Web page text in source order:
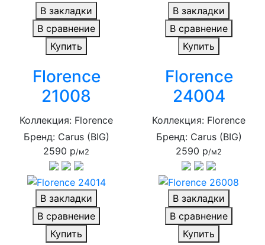
В закладки
В сравнение
Купить
Florence
21008
Коллекция: Florence
Бренд: Carus (BIG)
2590 р/м2
В закладки
В сравнение
Купить
Florence
24004
Коллекция: Florence
Бренд: Carus (BIG)
2590 р/м2
В закладки
В сравнение
Купить
В закладки
В сравнение
Купить